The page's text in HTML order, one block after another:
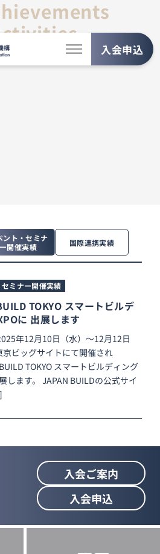
入会申込
実績一覧
ント・セミナ
ー開催実績
国際連携実績
ミナー開催実績
TOKYO スマートビルデ
に 出展します
年12月10日（水）〜12月12日
京ビッグサイトにて開催され
TOKYO スマートビルディング
します。 JAPAN BUILDの公式サイ
入会ご案内
入会申込